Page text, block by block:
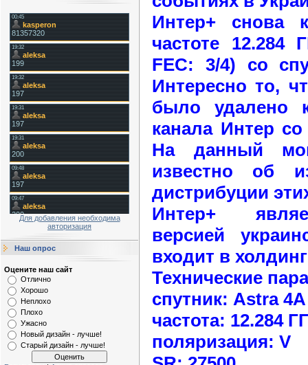
Для добавления необходима
авторизация
Наш опрос
Оцените наш сайт
Отлично
Хорошо
Неплохо
Плохо
Ужасно
Новый дизайн - лучше!
Старый дизайн - лучше!
Интер+ снова
частоте 12.284
FEC: 3/4) со
Интересно то,
было удалено
канала Интер
На данный
известно об
дистрибуции
Интер+
версией
входит в
Технические
спутник: Astra 4A
частота: 12.284
поляризация: V